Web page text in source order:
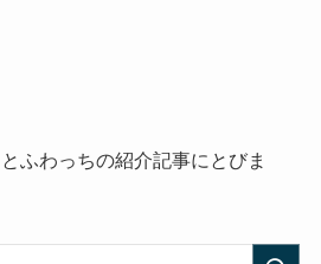
ふわっちの紹介記事にとびま